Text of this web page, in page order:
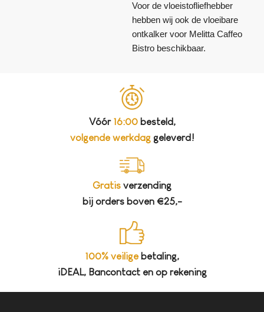
Voor de vloeistofliefhebber
hebben wij ook de vloeibare
ontkalker voor Melitta Caffeo
Bistro beschikbaar.
Vóór 16:00besteld,
volgende werkdag geleverd!
Gratis verzending
bij orders boven €25,-
100% veiligebetaling,
iDEAL, Bancontact en op rekening